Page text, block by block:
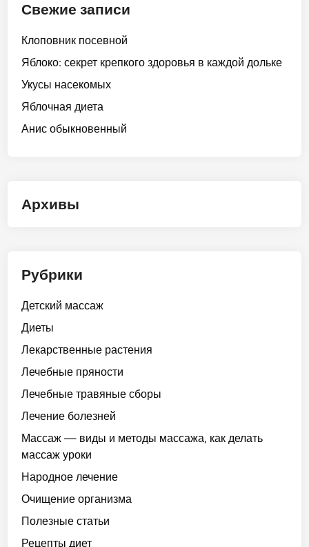
Свежие записи
Клоповник посевной
Яблоко: секрет крепкого здоровья в каждой дольке
Укусы насекомых
Яблочная диета
Анис обыкновенный
Архивы
Рубрики
Детский массаж
Диеты
Лекарственные растения
Лечебные пряности
Лечебные травяные сборы
Лечение болезней
Массаж — виды и методы массажа, как делать
массаж уроки
Народное лечение
Очищение организма
Полезные статьи
Рецепты диет